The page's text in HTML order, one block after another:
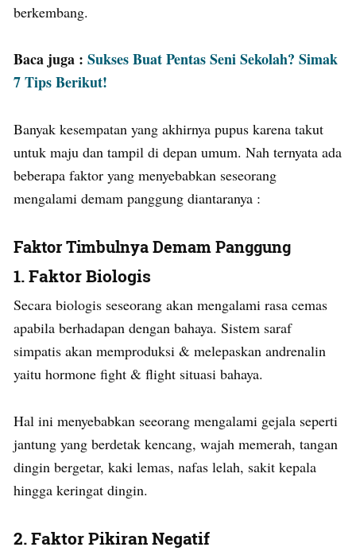
berkembang.
Baca juga : Sukses Buat Pentas Seni Sekolah? Simak
7 Tips Berikut!
Banyak kesempatan yang akhirnya pupus karena takut
untuk maju dan tampil di depan umum. Nah ternyata ada
beberapa faktor yang menyebabkan seseorang
mengalami demam panggung diantaranya :
Faktor Timbulnya Demam Panggung
1. Faktor Biologis
Secara biologis seseorang akan mengalami rasa cemas
apabila berhadapan dengan bahaya. Sistem saraf
simpatis akan memproduksi & melepaskan andrenalin
yaitu hormone fight & flight situasi bahaya.
Hal ini menyebabkan seeorang mengalami gejala seperti
jantung yang berdetak kencang, wajah memerah, tangan
dingin bergetar, kaki lemas, nafas lelah, sakit kepala
hingga keringat dingin.
2. Faktor Pikiran Negatif